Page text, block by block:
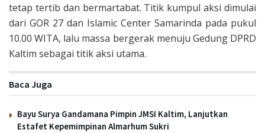
tetap tertib dan bermartabat. Titik kumpul aksi dimulai
dari GOR 27 dan Islamic Center Samarinda pada pukul
10.00 WITA, lalu massa bergerak menuju Gedung DPRD
Kaltim sebagai titik aksi utama.
Baca Juga
Bayu Surya Gandamana Pimpin JMSI Kaltim, Lanjutkan
Estafet Kepemimpinan Almarhum Sukri